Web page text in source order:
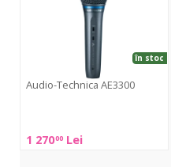
Audio-Technica AE3300
1 27000 Lei
în stoc
Technica